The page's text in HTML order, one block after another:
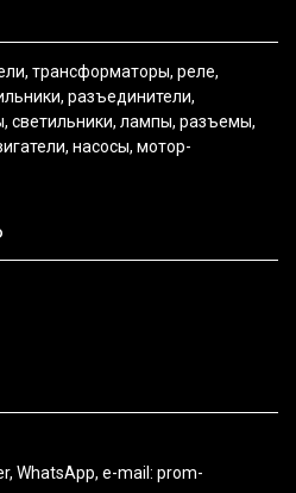
трансформаторы, реле,
разъединители,
светильники, лампы, разъемы,
насосы, мотор-
WhatsApp, e-mail: prom-